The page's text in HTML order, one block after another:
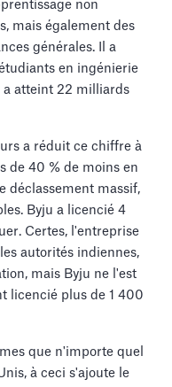
non
mais également des
générales. Il a
en ingénierie
a atteint 22 milliards
a réduit ce chiffre à
de 40 % de moins en
déclassement massif,
Byju a licencié 4
Certes, l'entreprise
autorités indiennes,
mais Byju ne l'est
licencié plus de 1 400
que n'importe quel
à ceci s'ajoute le